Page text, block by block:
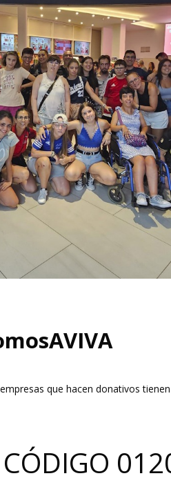
que hacen donativos